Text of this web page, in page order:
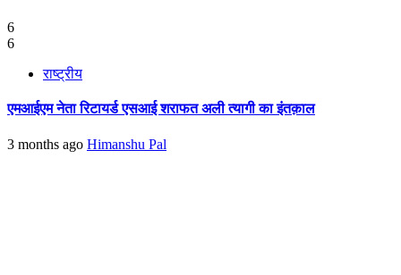
6
6
राष्ट्रीय
एमआईएम नेता रिटायर्ड एसआई शराफत अली त्यागी का इंतक़ाल
3 months ago Himanshu Pal